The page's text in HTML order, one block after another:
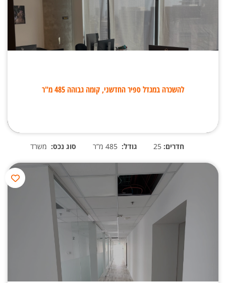
להשכרה במגדל ספיר החדשני, קומה גבוהה 485 מ"ר
חדרים: גודל: 485 מ”ר סוג נכס: משרד